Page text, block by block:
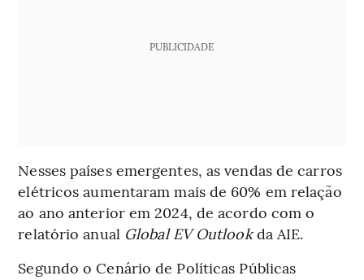
PUBLICIDADE
Nesses países emergentes, as vendas de carros
elétricos aumentaram mais de 60% em relação
ao ano anterior em 2024, de acordo com o
relatório anual Global EV Outlookda AIE.
Segundo o Cenário de Políticas Públicas